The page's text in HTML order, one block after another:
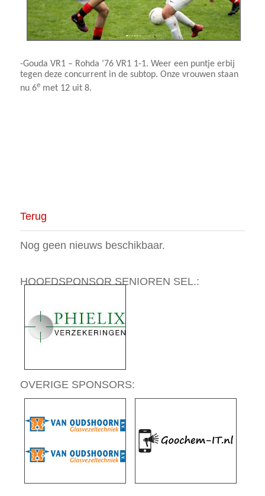
-Gouda VR1 – Rohda ’76 VR1 1-1. Weer een puntje erbij
tegen deze concurrent in de subtop. Onze vrouwen staan
nu 6emet 12 uit 8.
Terug
Nog geen nieuws beschikbaar.
HOOFDSPONSOR SENIOREN SEL.:
OVERIGE SPONSORS: